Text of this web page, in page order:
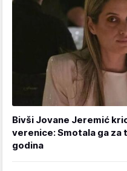
Bivši Jovane Jeremić
verenice: Smotala ga za
godina